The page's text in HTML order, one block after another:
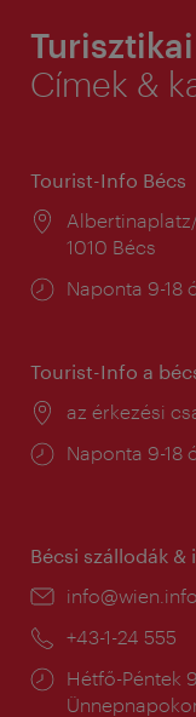
Címek &
Tourist-Info Bécs
Helyszín:
1010 Bécs
Nyitva
Naponta 9-18
Tourist-Info a
Helyszín:
az érkezési
Nyitva
Naponta 9-18
Bécsi szállodák &
E-
info@wien.info
Telefon:
+43-1-24 555
Nyitva
tartás:
Hétfő-Péntek